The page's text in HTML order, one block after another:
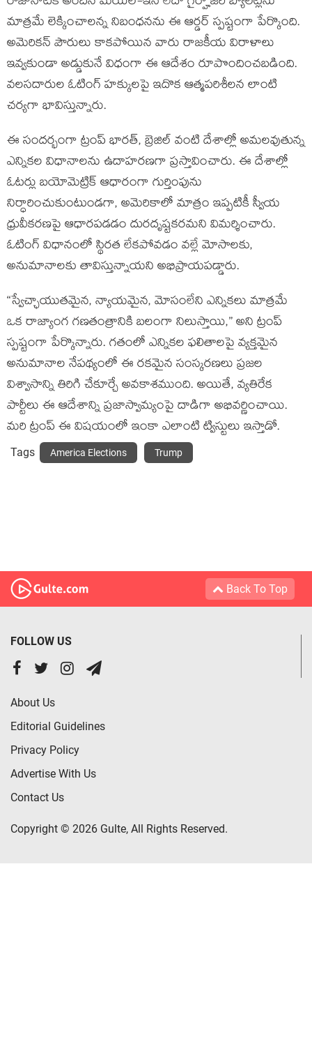
మాత్రమే లెక్కించాలన్న నిబంధనను ఈ ఆర్డర్ స్పష్టంగా పేర్కొంది.
అమెరికన్ పౌరులు కాకపోయిన వారు రాజకీయ విరాళాలు
ఇవ్వకుండా అడ్డుకునే విధంగా ఈ ఆదేశం రూపొందించబడింది.
వలసదారుల ఓటింగ్ హక్కులపై ఇదొక ఆత్మపరిశీలన లాంటి
చర్యగా భావిస్తున్నారు.
ఈ సందర్భంగా ట్రంప్ భారత్, బ్రెజిల్ వంటి దేశాల్లో అమలవుతున్న
ఎన్నికల విధానాలను ఉదాహరణగా ప్రస్తావించారు. ఈ దేశాల్లో
ఓటర్లు బయోమెట్రిక్ ఆధారంగా గుర్తింపును
నిర్ధారించుకుంటుండగా, అమెరికాలో మాత్రం ఇప్పటికీ స్వీయ
ధ్రువీకరణపై ఆధారపడడం దురదృష్టకరమని విమర్శించారు.
ఓటింగ్ విధానంలో స్థిరత లేకపోవడం వల్లే మోసాలకు,
అనుమానాలకు తావిస్తున్నాయని అభిప్రాయపడ్డారు.
“స్వేచ్ఛాయుతమైన, న్యాయమైన, మోసంలేని ఎన్నికలు మాత్రమే
ఒక రాజ్యాంగ గణతంత్రానికి బలంగా నిలుస్తాయి,” అని ట్రంప్
స్పష్టంగా పేర్కొన్నారు. గతంలో ఎన్నికల ఫలితాలపై వ్యక్తమైన
అనుమానాల నేపథ్యంలో ఈ రకమైన సంస్కరణలు ప్రజల
విశ్వాసాన్ని తిరిగి చేకూర్చే అవకాశముంది. అయితే, వ్యతిరేక
పార్టీలు ఈ ఆదేశాన్ని ప్రజాస్వామ్యంపై దాడిగా అభివర్ణించాయి.
మరి ట్రంప్ ఈ విషయంలో ఇంకా ఎలాంటి ట్విస్టులు ఇస్తాడో.
Tags America Elections Trump
Back To Top
FOLLOW US
About Us
Editorial Guidelines
Privacy Policy
Advertise With Us
Contact Us
Copyright © 2026 Gulte, All Rights Reserved.